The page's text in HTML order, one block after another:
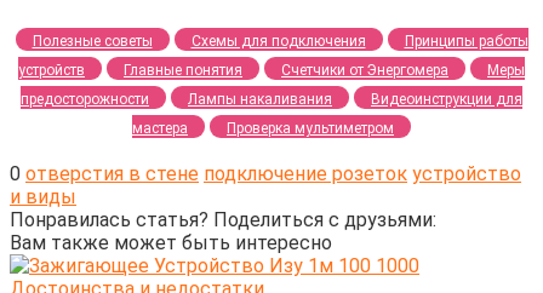
Полезные советы Схемы для подключения
Принципы работы
устройств
Главные понятия Счетчики от Энергомера
Меры
предосторожности
Лампы накаливания
Видеоинструкции для
мастера
Проверка мультиметром
0 отверстия в стене подключение розеток устройство
и виды
Понравилась статья? Поделиться с друзьями:
Вам также может быть интересно